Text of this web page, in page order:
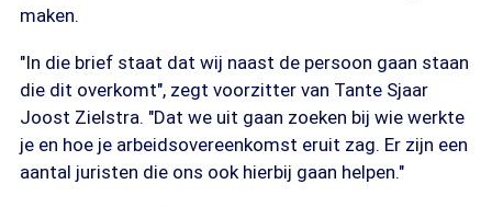
maken.
"In die brief staat dat wij naast de persoon gaan staan
die dit overkomt", zegt voorzitter van Tante Sjaar
Joost Zielstra. "Dat we uit gaan zoeken bij wie werkte
je en hoe je arbeidsovereenkomst eruit zag. Er zijn een
aantal juristen die ons ook hierbij gaan helpen."